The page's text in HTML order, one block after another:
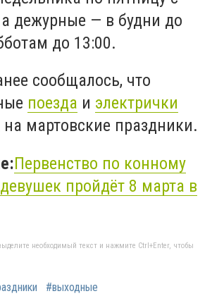
дежурные — в будни до
до 13:00.
сообщалось, что
поезда и электрички
мартовские праздники.
Первенство по конному
пройдёт 8 марта в
необходимый текст и нажмите Ctrl+Enter, чтобы
#выходные